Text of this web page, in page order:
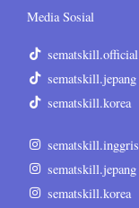
Media Sosial
sematskill.official
sematskill.jepang
sematskill.korea
sematskill.inggris
sematskill.jepang
sematskill.korea